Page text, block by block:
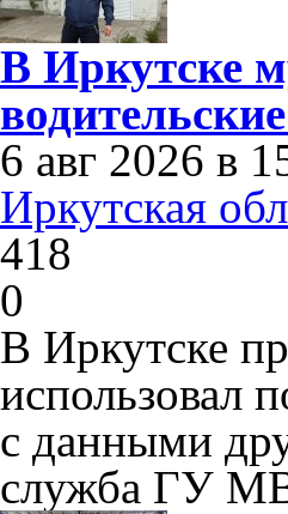
В Иркутске
6 авг 2026 в
Иркутская
418
0
В Иркутске
использовал
с данными
служба ГУ